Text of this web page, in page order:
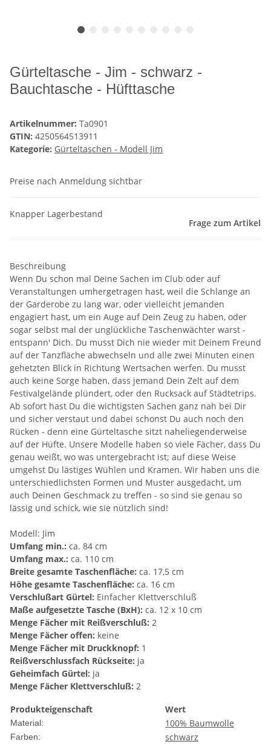
Gürteltasche - Jim - schwarz -
Bauchtasche - Hüfttasche
Artikelnummer: Ta0901
GTIN: 4250564513911
Kategorie: Gürteltaschen - Modell Jim
Preise nach Anmeldung sichtbar
Knapper Lagerbestand
Frage zum Artikel
Beschreibung
Wenn Du schon mal Deine Sachen im Club oder auf
Veranstaltungen umhergetragen hast, weil die Schlange an
der Garderobe zu lang war, oder vielleicht jemanden
engagiert hast, um ein Auge auf Dein Zeug zu haben, oder
sogar selbst mal der unglückliche Taschenwächter warst -
entspann' Dich. Du musst Dich nie wieder mit Deinem Freund
auf der Tanzfläche abwechseln und alle zwei Minuten einen
gehetzten Blick in Richtung Wertsachen werfen. Du musst
auch keine Sorge haben, dass jemand Dein Zelt auf dem
Festivalgelände plündert, oder den Rucksack auf Städtetrips.
Ab sofort hast Du die wichtigsten Sachen ganz nah bei Dir
und sicher verstaut und dabei schonst Du auch noch den
Rücken - denn eine Gürteltasche sitzt naheliegenderweise
auf der Hüfte. Unsere Modelle haben so viele Fächer, dass Du
genau weißt, wo was untergebracht ist; auf diese Weise
umgehst Du lästiges Wühlen und Kramen. Wir haben uns die
unterschiedlichsten Formen und Muster ausgedacht, um
auch Deinen Geschmack zu treffen - so sind sie genau so
lässig und schick, wie sie nützlich sind!
Modell: Jim
Umfang min.: ca. 84 cm
Umfang max.: ca. 110 cm
Breite gesamte Taschenfläche: ca. 17,5 cm
Höhe gesamte Taschenfläche: ca. 16 cm
Verschlußart Gürtel: Einfacher Klettverschluß
Maße aufgesetzte Tasche (BxH): ca. 12 x 10 cm
Menge Fächer mit Reißverschluß: 2
Menge Fächer offen: keine
Menge Fächer mit Druckknopf: 1
Reißverschlussfach Rückseite: ja
Geheimfach Gürtel: ja
Menge Fächer Klettverschluß: 2
Produkteigenschaft
Wert
Material: 100% Baumwolle
Farben: schwarz